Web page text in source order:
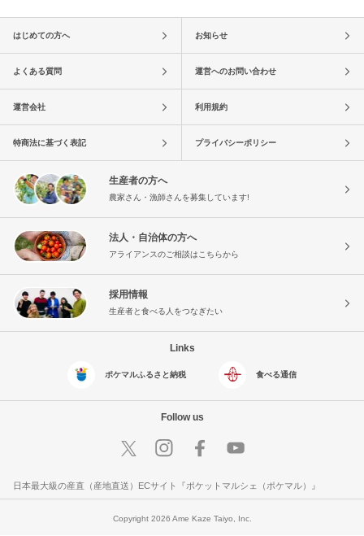
はじめての方へ お知らせ
よくある質問 運営へのお問い合わせ
運営会社 利用規約
特商法に基づく表記 プライバシーポリシー
生産者の方へ
農家さん・漁師さんを募集しています!
法人・自治体の方へ
アライアンスのご相談はこちらから
採用情報
生産者と食べる人をつなぎたい
Links
ポケマルふるさと納税 食べる通信
Follow us
日本最大級の産直（産地直送）ECサイト『ポケットマルシェ（ポケマル）』
Copyright 2026 Ame Kaze Taiyo, Inc.